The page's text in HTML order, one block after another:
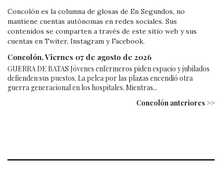
Concolón es la columna de glosas de En Segundos, no
mantiene cuentas autónomas en redes sociales. Sus
contenidos se comparten a través de este sitio web y sus
cuentas en Twiter, Instagram y Facebook.
Concolón, Viernes 07 de agosto de 2026
GUERRA DE BATAS Jóvenes enfermeros piden espacio y jubilados
defienden sus puestos. La pelea por las plazas encendió otra
guerra generacional en los hospitales. Mientras...
Concolón anteriores >>